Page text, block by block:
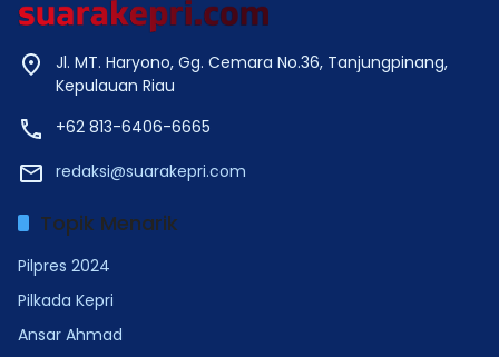
Jl. MT. Haryono, Gg. Cemara No.36, Tanjungpinang,
Kepulauan Riau
+62 813-6406-6665
redaksi@suarakepri.com
Topik Menarik
Pilpres 2024
Pilkada Kepri
Ansar Ahmad